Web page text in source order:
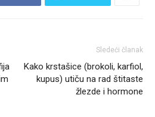
Sledeći članak
Kako krstašice (brokoli, karfiol,
kupus) utiču na rad štitaste
žlezde i hormone